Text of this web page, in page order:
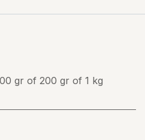
gr of 200 gr of 1 kg